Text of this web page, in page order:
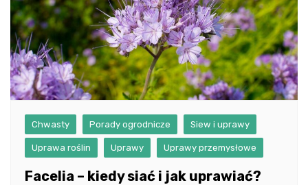
Chwasty Porady ogrodnicze Siew i uprawy
Uprawa roślin Uprawy Uprawy przemysłowe
Facelia – kiedy siać i jak uprawiać?